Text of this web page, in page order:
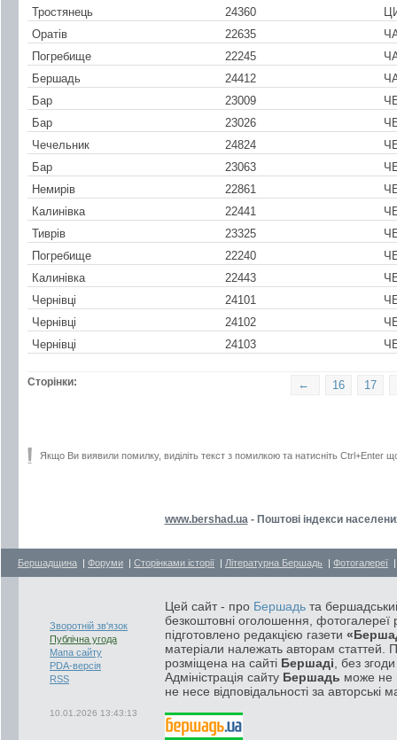
Тростянець
24360
Оратів
22635
Погребище
22245
Бершадь
24412
Бар
23009
Бар
23026
Чечельник
24824
Бар
23063
Немирів
22861
Калинівка
22441
Тиврів
23325
Погребище
22240
Калинівка
22443
Чернівці
24101
Чернівці
24102
Чернівці
24103
Сторінки: 17
16
←
Якщо Ви виявили помилку, виділіть текст з помилкою та натисніть Ctrl+Enter
www.bershad.ua - Поштові індекси
Бершадщина | Форуми | Сторінками історії | Літературна Бершадь | Фотогалереї
Зворотній зв'язок
Публічна угода
Мапа сайту
PDA-версія
RSS
10.01.2026 13:43:13
Цей сайт - про Бершадь та
безкоштовні оголошення, фотогалереї
підготовлено редакцією газети
матеріали належать авторам статтей.
розміщена на сайті Бершаді , без
Адміністрація сайту Бершадь може не
не несе відповідальності за авторські